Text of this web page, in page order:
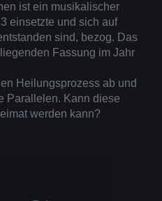
ist ein musikalischer
einsetzte und sich auf
sind, bezog. Das
Fassung im Jahr
Heilungsprozess ab und
Parallelen. Kann diese
werden kann?